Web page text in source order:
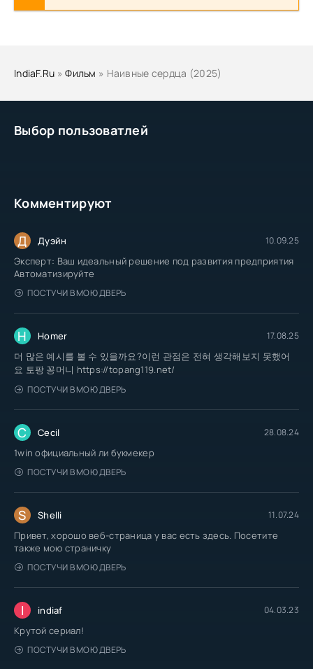
Выбор пользоватлей
Комментируют
Д Дуэйн 10.09.25
Эксперт: Ваш идеальный решение под развития предприятия
Автоматизируйте
ПОСТУЧИ В МОЮ ДВЕРЬ
H Homer 17.08.25
더 많은 예시를 볼 수 있을까요?이런 관점은 전혀 생각해보지 못했어
요 토팡 꽁머니 https://topang119.net/
ПОСТУЧИ В МОЮ ДВЕРЬ
C Cecil 28.08.24
1win официальный ли букмекер
ПОСТУЧИ В МОЮ ДВЕРЬ
S Shelli 11.07.24
Привет, хорошо веб-страница у вас есть здесь. Посетите
также мою страничку
ПОСТУЧИ В МОЮ ДВЕРЬ
I indiaf 04.03.23
Крутой сериал!
ПОСТУЧИ В МОЮ ДВЕРЬ
IndiaF.Ru »Фильм » Наивные сердца (2025)